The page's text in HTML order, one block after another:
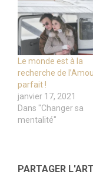
Le monde est à la
recherche de
parfait !
janvier 17, 2021
Dans "Changer sa
mentalité"
PARTAGER